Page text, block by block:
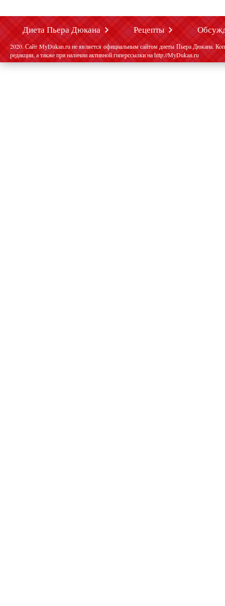
Диета Пьера Дюкана Рецепты
2020. Сайт MyDukan.ru не является официальным сайтом диеты Пьера Дюкана.
редакции, а также при наличии активной гиперссылки на http://MyDukan.ru